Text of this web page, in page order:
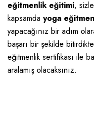
eğitmenlik eğitimi,
kapsamda yoga
yapacağınız bir adım
başarı bir şekilde
eğitmenlik sertifikası ile
aralamış olacaksınız.